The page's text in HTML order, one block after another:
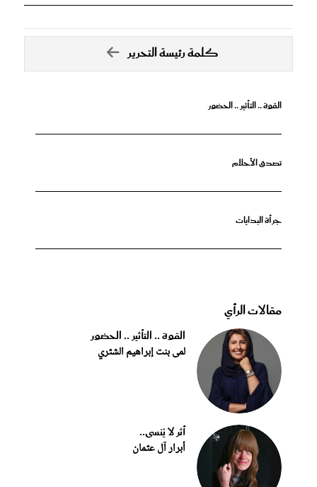
كلمة رئيسة التحرير
القوة .. التأثير .. الحضور
تصدق الأحلام
جرأة البدايات
مقالات الرأي
القوة .. التأثير .. الحضور
لمى بنت إبراهيم الشثري
أثر لا يُنسى..
أبرار آل عثمان